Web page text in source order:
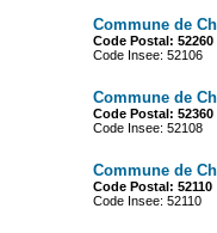
Commune de
Code Postal: 52260
Code Insee: 52106
Commune de
Code Postal: 52360
Code Insee: 52108
Commune de
Code Postal: 52110
Code Insee: 52110